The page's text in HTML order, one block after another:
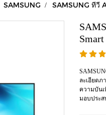
SAMSUNG SAMSUNG ทีวี
ละเอียดภ
ความบัน
มอบประ